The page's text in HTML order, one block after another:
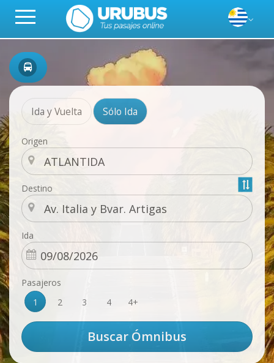
Ida y Vuelta Sólo Ida
Origen
Destino
Ida
Pasajeros
1
2 3 4 4+